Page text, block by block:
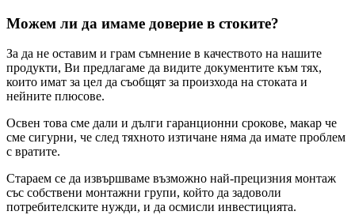
Можем ли да имаме доверие в стоките?
За да не оставим и грам съмнение в качеството на нашите
продукти, Ви предлагаме да видите документите към тях,
които имат за цел да съобщят за произхода на стоката и
нейните плюсове.
Освен това сме дали и дълги гаранционни срокове, макар че
сме сигурни, че след тяхното изтичане няма да имате проблем
с вратите.
Стараем се да извършваме възможно най-прецизния монтаж
със собствени монтажни групи, който да задоволи
потребителските нужди, и да осмисли инвестицията.